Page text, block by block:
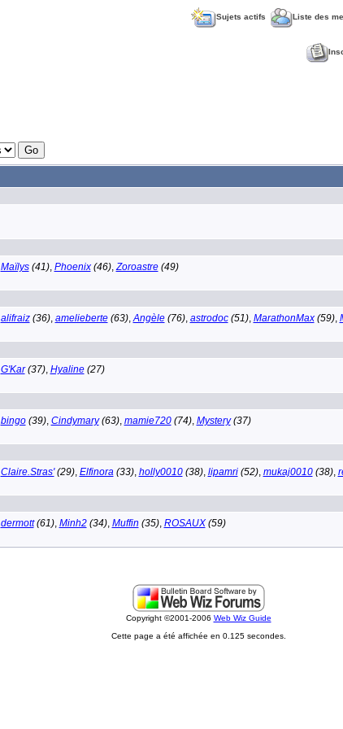
Sujets actifs Liste des
Maïlys(41), Phoenix(46), Zoroastre(49)
alifraiz(36), amelieberte(63), Angèle(76), astrodoc(51), MarathonMax(59),
G'Kar(37), Hyaline(27)
bingo(39), Cindymary(63), mamie720(74), Mystery(37)
Claire.Stras'(29), Elfinora (33), holly0010(38), lipamri(52), mukaj0010(38),
dermott(61), Minh2(34), Muffin (35), ROSAUX(59)
Copyright ©2001-2006 Web Wiz Guide
Cette page a été affichée en 0.125 secondes.